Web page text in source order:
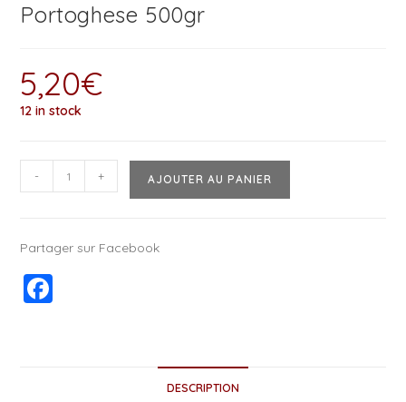
Portoghese 500gr
5,20€
12 in stock
- + AJOUTER AU PANIER
Partager sur Facebook
DESCRIPTION